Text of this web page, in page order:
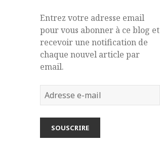
Entrez votre adresse email
pour vous abonner à ce blog et
recevoir une notification de
chaque nouvel article par
email.
Adresse
e-
mail
SOUSCRIRE